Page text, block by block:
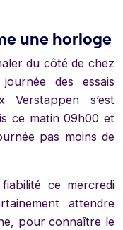
une horloge
du côté de chez
des essais
Verstappen s’est
ce matin 09h00 et
pas moins de
ce mercredi
attendre
pour connaître le